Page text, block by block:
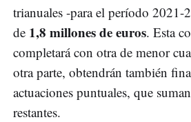
trianuales -para el período
de 1,8 millones de euros. Esta
completará con otra de menor
otra parte, obtendrán también
actuaciones puntuales, que
restantes.